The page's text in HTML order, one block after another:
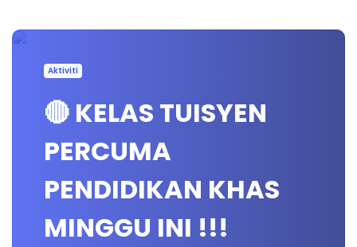
Aktiviti
🔴 KELAS TUISYEN
PERCUMA
PENDIDIKAN KHAS
MINGGU INI !!!